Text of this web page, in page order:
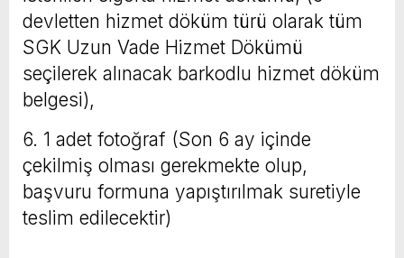
devletten hizmet döküm türü olarak tüm
SGK Uzun Vade Hizmet Dökümü
seçilerek alınacak barkodlu hizmet döküm
belgesi),
6. 1 adet fotoğraf (Son 6 ay içinde
çekilmiş olması gerekmekte olup,
başvuru formuna yapıştırılmak suretiyle
teslim edilecektir)